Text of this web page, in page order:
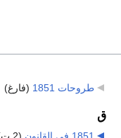
طروحات 1851 (فارغ)
ق
1851 في القانون (2 ت)